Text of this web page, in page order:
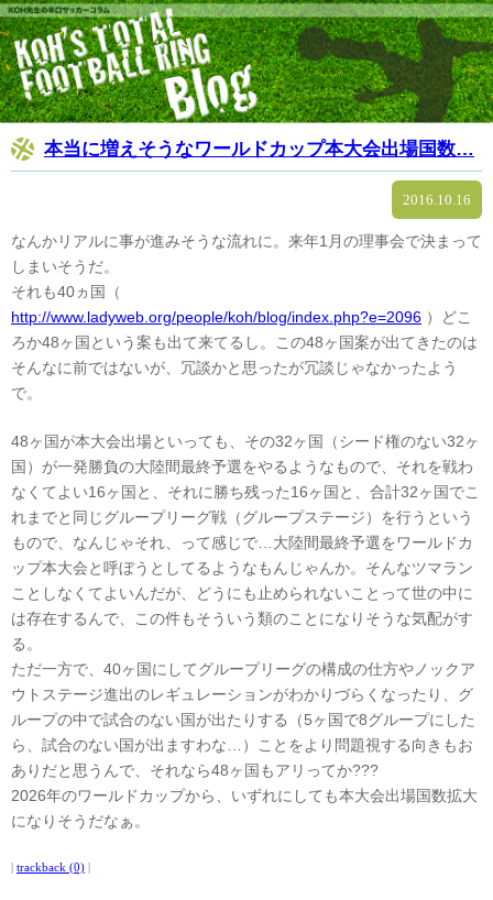
本当に増えそうなワールドカップ本大会出場国数…
2016.10.16
なんかリアルに事が進みそうな流れに。来年1月の理事会で決まって
しまいそうだ。
それも40ヵ国（
http://www.ladyweb.org/people/koh/blog/index.php?e=2096 ）どこ
ろか48ヶ国という案も出て来てるし。この48ヶ国案が出てきたのは
そんなに前ではないが、冗談かと思ったが冗談じゃなかったよう
で。
48ヶ国が本大会出場といっても、その32ヶ国（シード権のない32ヶ
国）が一発勝負の大陸間最終予選をやるようなもので、それを戦わ
なくてよい16ヶ国と、それに勝ち残った16ヶ国と、合計32ヶ国でこ
れまでと同じグループリーグ戦（グループステージ）を行うという
もので、なんじゃそれ、って感じで…大陸間最終予選をワールドカ
ップ本大会と呼ぼうとしてるようなもんじゃんか。そんなツマラン
ことしなくてよいんだが、どうにも止められないことって世の中に
は存在するんで、この件もそういう類のことになりそうな気配がす
る。
ただ一方で、40ヶ国にしてグループリーグの構成の仕方やノックア
ウトステージ進出のレギュレーションがわかりづらくなったり、グ
ループの中で試合のない国が出たりする（5ヶ国で8グループにした
ら、試合のない国が出ますわな…）ことをより問題視する向きもお
ありだと思うんで、それなら48ヶ国もアリってか???
2026年のワールドカップから、いずれにしても本大会出場国数拡大
になりそうだなぁ。
| trackback (0) |